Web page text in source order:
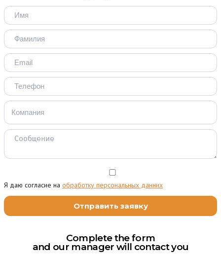
Я даю согласие на обработку персональных данних
Complete the form
and our manager will contact you